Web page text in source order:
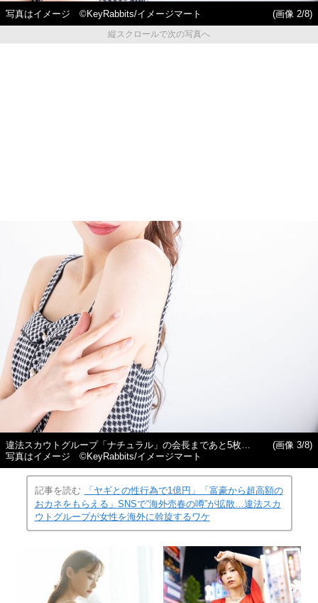
写真はイメージ ©KeyRabbits/イメージマート
(画像 2/8)
縦スクロールで次の写真へ
違法スカウトグループ「ナチュラル」の会長まであと5枚…
写真はイメージ ©KeyRabbits/イメージマート
(画像 3/8)
記事を読む
「ヤギとの性行為で1億円」「富豪から超高額の
おカネをもらえる」SNSで“海外売春の噂”が拡散…違法スカ
ウトグループが女性を海外に斡旋するワケ